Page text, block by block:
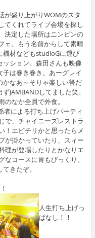
が盛り上がりWOMのスタ
てくれてライブ会場を探し
決定した場所はニンビンの
ェ。もう名前からして素晴
機材などもstudioGに運び
ション。森田さんも映像
は巻き巻き。あーグレイ
かなあ～そりゃ楽しい筈だ
JAMBANDしてました笑。
のなか全員で外食。
者による打ち上げパーティ
で、チャイニーズレストラ
！エビチリかと思ったらメ
が掛かっていたり、スィー
理が登場したりとかなりエ
なコースに胃もびっくり。
きたぞ。
人生打ち上げっ
ぱなし！！